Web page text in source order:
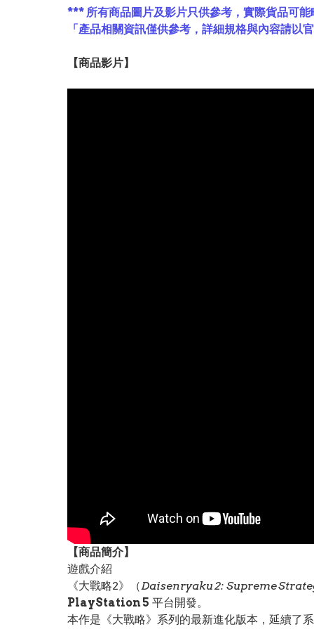
*** 所有商品圖片及影片只供參考，實際貨品可
「產品相關資訊僅供參考，詳細規格與內容請以
【商品影片】
【商品簡介】
遊戲介紹
《大戰略2》（Daisenryaku 2: Supreme
PlayStation 5 平台開發。
本作是《大戰略》系列的最新進化版本，延續了